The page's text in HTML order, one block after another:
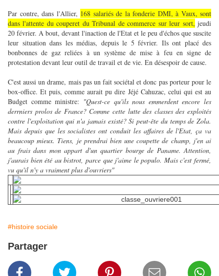
Par contre, dans l'Allier, 168 salariés de la fonderie DMI, à Vaux, sont
dans l'attente du couperet du Tribunal de commerce sur leur sort, jeudi
20 février. A bout, devant l'inaction de l'Etat et le peu d'échos que suscite
leur situation dans les médias, depuis le 5 février. Ils ont placé des
bonbonnes de gaz reliées à un système de mise à feu en signe de
protestation devant leur outil de travail et de vie. En désespoir de cause.
C'est aussi un drame, mais pas un fait sociétal et donc pas porteur pour le
box-office. Et puis, comme aurait pu dire Jéjé Cahuzac, celui qui est au
Budget comme ministre: "Quest-ce qu'ils nous emmerdent encore les
derrniers prolos de France? Comme cette lutte des classes des exploités
contre l'exploitation qui n'a jamais existé? Si peut-ête du temps de Zola.
Mais depuis que les socialistes ont conduit les affaires de l'Etat, ça va
beaucoup mieux. Tiens, je prendrai bien une coupette de champ, j'en ai
au frais dans mon appart d'un quartier bourge de Paname. Attention,
j'aurais bien été au bistrot, parce que j'aime le populo. Mais c'est fermé,
vu qu'il n'y a vraiment plus d'ouvriers"
#histoire sociale
Partager